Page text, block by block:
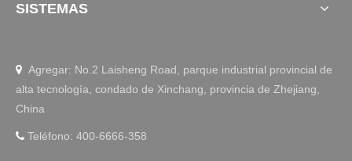
SISTEMAS
 Agregar: No.2 Laisheng Road, parque industrial provincial de
alta tecnología, condado de Xinchang, provincia de Zhejiang,
China
 Teléfono: 400-6666-358